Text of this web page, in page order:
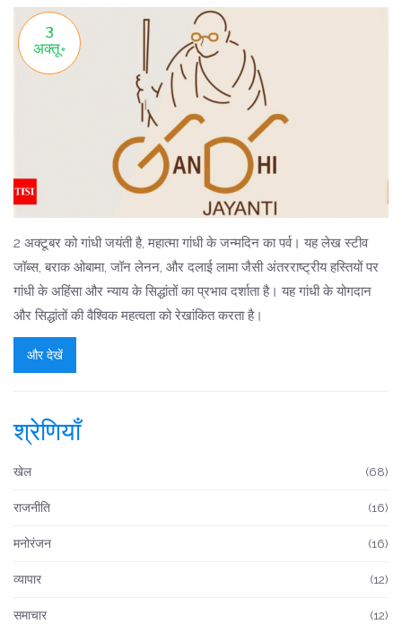
3
अक्तू॰
2 अक्टूबर को गांधी जयंती है, महात्मा गांधी के जन्मदिन का पर्व। यह लेख स्टीव
जॉब्स, बराक ओबामा, जॉन लेनन, और दलाई लामा जैसी अंतरराष्ट्रीय हस्तियों पर
गांधी के अहिंसा और न्याय के सिद्धांतों का प्रभाव दर्शाता है। यह गांधी के योगदान
और सिद्धांतों की वैश्विक महत्वता को रेखांकित करता है।
और देखें
श्रेणियाँ
खेल (68)
राजनीति (16)
मनोरंजन (16)
व्यापार (12)
समाचार (12)